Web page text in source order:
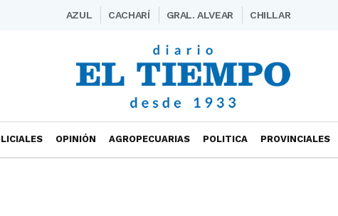
AZUL CACHARÍ GRAL. ALVEAR CHILLAR
OPINIÓN AGROPECUARIAS POLITICA PROVINCIALES